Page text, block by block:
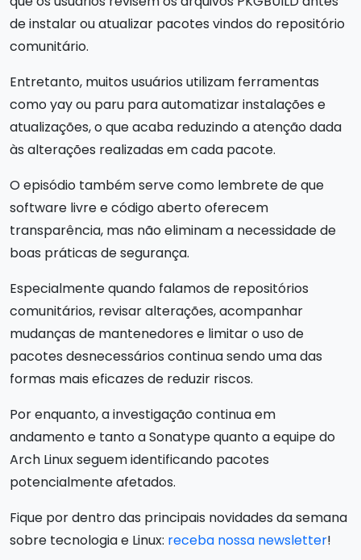
de instalar ou atualizar pacotes vindos do repositório
comunitário.
Entretanto, muitos usuários utilizam ferramentas
como yay ou paru para automatizar instalações e
atualizações, o que acaba reduzindo a atenção dada
às alterações realizadas em cada pacote.
O episódio também serve como lembrete de que
software livre e código aberto oferecem
transparência, mas não eliminam a necessidade de
boas práticas de segurança.
Especialmente quando falamos de repositórios
comunitários, revisar alterações, acompanhar
mudanças de mantenedores e limitar o uso de
pacotes desnecessários continua sendo uma das
formas mais eficazes de reduzir riscos.
Por enquanto, a investigação continua em
andamento e tanto a Sonatype quanto a equipe do
Arch Linux seguem identificando pacotes
potencialmente afetados.
Fique por dentro das principais novidades da semana
sobre tecnologia e Linux: receba nossa newsletter!